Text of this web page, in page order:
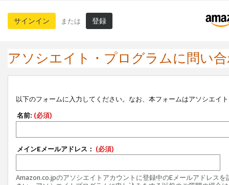
サインイン または 登録
アソシエイト・プログラムに問い
以下のフォームに入力してください。なお、本フォームはアソシエイ
名前: (必須)
メインEメールアドレス： (必須)
Amazon.co.jpのアソシエイトアカウントに登録中のEメールアドレスを